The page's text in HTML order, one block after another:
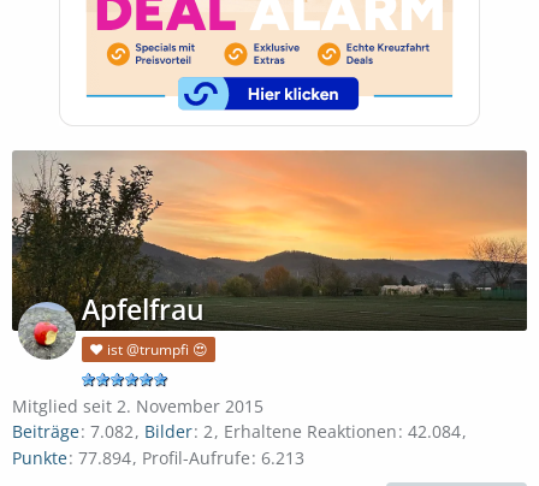
Apfelfrau
❤️ ist @trumpfi 😍
Mitglied seit 2. November 2015
Beiträge 7.082 Bilder 2 Erhaltene Reaktionen 42.084
Punkte 77.894 Profil-Aufrufe 6.213